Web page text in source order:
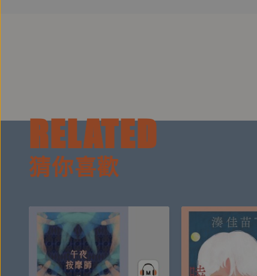
歌聲響起，我淚流不止，好幾次，都被璽恩的歌
感覺是好久以前卻又彷彿是昨日的記憶。
少的來賓，誰能想到，這個早年只作簡答題的女
璽恩總是給人活力十足、光芒四射的性格印象，
但認識一個人，總不可能只理解她某個角度。
吧？」、「原來妳也有以淚洗面的日子……」璽
RELATED
猜你喜歡